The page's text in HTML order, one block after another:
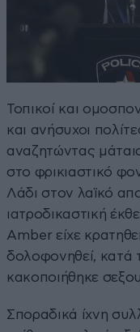
Τοπικοί και
και ανήσυχοι
αναζητώντας
στο φρικιαστικό
Λάδι στον λαϊκό
ιατροδικαστική
Amber είχε
δολοφονηθεί, κατά
κακοποιήθηκε
Σποραδικά ίχνη